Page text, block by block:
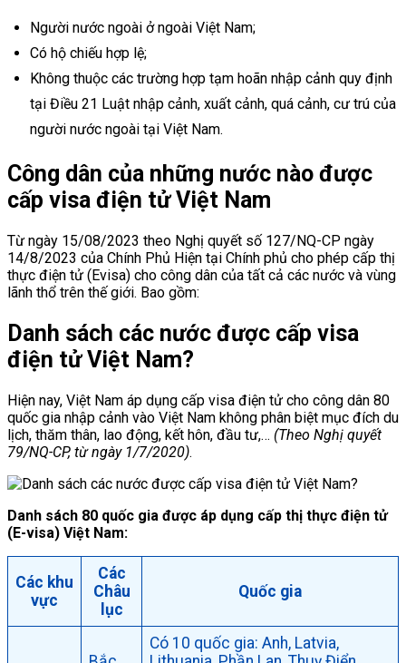
Người nước ngoài ở ngoài Việt Nam;
Có hộ chiếu hợp lệ;
Không thuộc các trường hợp tạm hoãn nhập cảnh quy định
tại Điều 21 Luật nhập cảnh, xuất cảnh, quá cảnh, cư trú của
người nước ngoài tại Việt Nam.
Công dân của những nước nào được
cấp visa điện tử Việt Nam
Từ ngày 15/08/2023 theo Nghị quyết số 127/NQ-CP ngày
14/8/2023 của Chính Phủ Hiện tại Chính phủ cho phép cấp thị
thực điện tử (Evisa) cho công dân của tất cả các nước và vùng
lãnh thổ trên thế giới. Bao gồm:
Danh sách các nước được cấp visa
điện tử Việt Nam?
Hiện nay, Việt Nam áp dụng cấp visa điện tử cho công dân 80
quốc gia nhập cảnh vào Việt Nam không phân biệt mục đích du
lịch, thăm thân, lao động, kết hôn, đầu tư,… (Theo Nghị quyết
79/NQ-CP, từ ngày 1/7/2020).
Danh sách 80 quốc gia được áp dụng cấp thị thực điện tử
(E-visa) Việt Nam:
Các khu
vực
Các
Châu
lục
Quốc gia
Có 10 quốc gia: Anh, Latvia,